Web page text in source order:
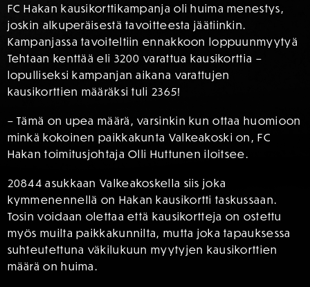
FC Hakan kausikorttikampanja oli huima menestys,
joskin alkuperäisestä tavoitteesta jäätiinkin.
Kampanjassa tavoiteltiin ennakkoon loppuunmyytyä
Tehtaan kenttää eli 3200 varattua kausikorttia –
lopulliseksi kampanjan aikana varattujen
kausikorttien määräksi tuli 2365!
– Tämä on upea määrä, varsinkin kun ottaa huomioon
minkä kokoinen paikkakunta Valkeakoski on, FC
Hakan toimitusjohtaja Olli Huttunen iloitsee.
20844 asukkaan Valkeakoskella siis joka
kymmenennellä on Hakan kausikortti taskussaan.
Tosin voidaan olettaa että kausikortteja on ostettu
myös muilta paikkakunnilta, mutta joka tapauksessa
suhteutettuna väkilukuun myytyjen kausikorttien
määrä on huima.